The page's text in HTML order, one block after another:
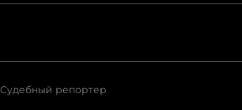
Судебный репортер